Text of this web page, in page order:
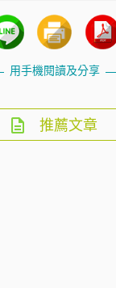
用手機閱讀及分享
推薦文章